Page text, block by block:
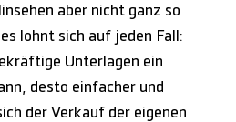
aber nicht ganz so
lohnt sich auf jeden Fall:
Unterlagen ein
desto einfacher und
der Verkauf der eigenen